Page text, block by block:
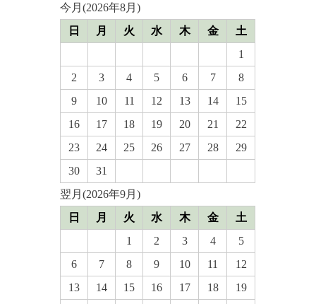
今月(2026年8月)
日
月 火 水 木 金
土
1
2
3 4 5 6 7
8
9
10 11 12 13 14
15
16
17 18 19 20 21
22
23
24 25 26 27 28
29
30
31
翌月(2026年9月)
日
月 火 水 木 金
土
1
2 3 4
5
6
7 8 9 10 11
12
13
14 15 16 17 18
19